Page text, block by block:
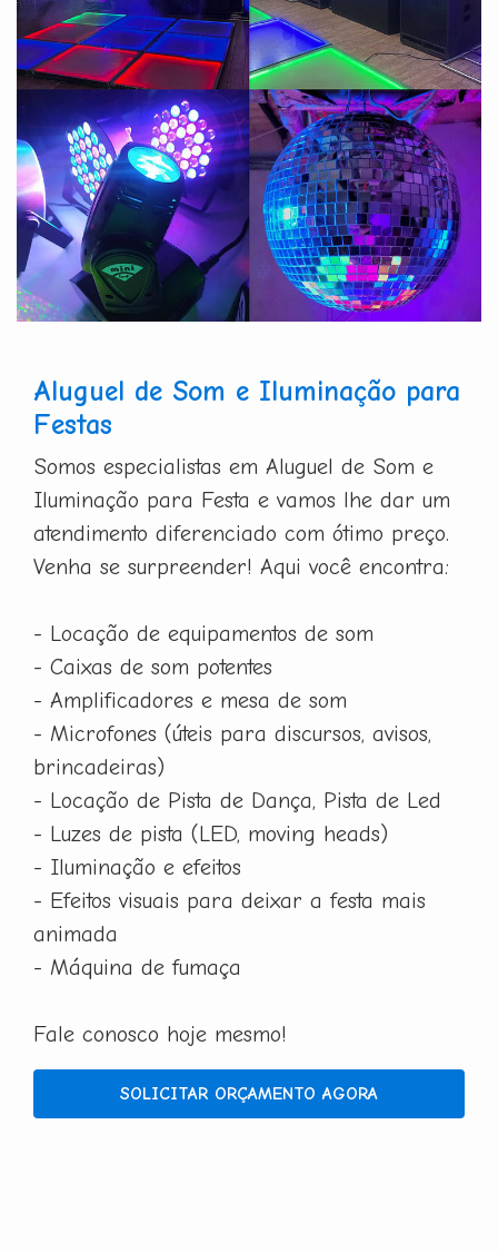
Aluguel de Som e Iluminação para
Festas
Somos especialistas em Aluguel de Som e
Iluminação para Festa e vamos lhe dar um
atendimento diferenciado com ótimo preço.
Venha se surpreender! Aqui você encontra:
- Locação de equipamentos de som
- Caixas de som potentes
- Amplificadores e mesa de som
- Microfones (úteis para discursos, avisos,
brincadeiras)
- Locação de Pista de Dança, Pista de Led
- Luzes de pista (LED, moving heads)
- Iluminação e efeitos
- Efeitos visuais para deixar a festa mais
animada
- Máquina de fumaça
Fale conosco hoje mesmo!
SOLICITAR ORÇAMENTO AGORA